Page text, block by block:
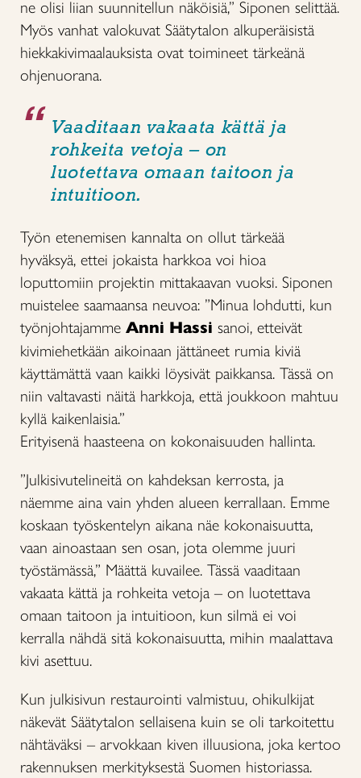
ne olisi liian suunnitellun näköisiä,” Siponen selittää.
Myös vanhat valokuvat Säätytalon alkuperäisistä
hiekkakivimaalauksista ovat toimineet tärkeänä
ohjenuorana.
Vaaditaan vakaata kättä ja
rohkeita vetoja – on
luotettava omaan taitoon ja
intuitioon.
Työn etenemisen kannalta on ollut tärkeää
hyväksyä, ettei jokaista harkkoa voi hioa
loputtomiin projektin mittakaavan vuoksi. Siponen
muistelee saamaansa neuvoa: ”Minua lohdutti, kun
työnjohtajamme Anni Hassi sanoi, etteivät
kivimiehetkään aikoinaan jättäneet rumia kiviä
käyttämättä vaan kaikki löysivät paikkansa. Tässä on
niin valtavasti näitä harkkoja, että joukkoon mahtuu
kyllä kaikenlaisia.”
Erityisenä haasteena on kokonaisuuden hallinta.
”Julkisivutelineitä on kahdeksan kerrosta, ja
näemme aina vain yhden alueen kerrallaan. Emme
koskaan työskentelyn aikana näe kokonaisuutta,
vaan ainoastaan sen osan, jota olemme juuri
työstämässä,” Määttä kuvailee. Tässä vaaditaan
vakaata kättä ja rohkeita vetoja – on luotettava
omaan taitoon ja intuitioon, kun silmä ei voi
kerralla nähdä sitä kokonaisuutta, mihin maalattava
kivi asettuu.
Kun julkisivun restaurointi valmistuu, ohikulkijat
näkevät Säätytalon sellaisena kuin se oli tarkoitettu
nähtäväksi – arvokkaan kiven illuusiona, joka kertoo
rakennuksen merkityksestä Suomen historiassa.